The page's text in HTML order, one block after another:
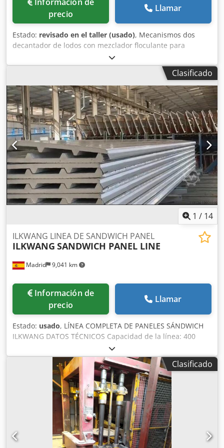
con la fotocélula reconoce el detalle pintado, enciende y
apaga las pistolas en el momento adecuado, ahorrando
forma del detalle. El uso de puertas de luz con detectores
en horizontal, permite al controlador PLC analizar la forma
vertical del detalle. El controlador PLC cuenta el tiempo en
el que debe aparecer el detalle en el espacio de la pistola,
gracias a esto es posible encender o apagar las pistolas de
forma selectiva El uso de puertas de luz con múltiples
sensores en horizontal y vertical. Esta solución permite
medir con precisión las dimensiones del detalle, gracias a
lo cual también es posible controlar manipuladores.
Dodpfx Abefz U S Eeyowa
precio
Llamar
Estado: revisado en el taller (usado), Mecanismos dos
decantador de lodos con mezclador floculante para
depositos de 10 y de 20 m diametro. Dsdsu N Nnbepfx
Abyewa Bomba para lodos espesos
Clasificado
1 / 14
Madrid 9,041 km
ILKWANG LINEA DE SANDWICH PANEL
ILKWANG SANDWICH PANEL LINE
Información de
precio
Llamar
Estado: usado, LÍNEA COMPLETA DE PANELES SÁNDWICH
ILKWANG DATOS TÉCNICOS Capacidad de la línea: 400
m²/h Dwodpfx Absw Aht Rsyoa Longitud del panel: 2000
mm - 15500 mm Espesor del panel: 50-75-100-125 mm
ALCANCE DE SUMINISTRO Línea de perfilado superior -
Mesa de carga de bobinas y desenrollador de mandril
expandible simple - Línea de perfilado de 12 pasos -
Unidad de soporte y guía de fleje de 12 m - Estructura de
acero para soporte de todos los equipos mencionados
Línea de perfilado inferior - Carro portabobinas -
Desbobinador de mandril expandible simple - Aplicación
de película protectora - Línea de perfilado de 22 pasos
Clasificado